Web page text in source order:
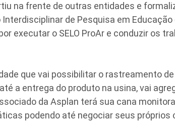
na frente de outras entidades e
de Pesquisa em Educação
executar o SELO ProAr e conduzir os
que vai possibilitar o rastreamento
a entrega do produto na usina, vai
da Asplan terá sua cana
podendo até negociar seus próprios